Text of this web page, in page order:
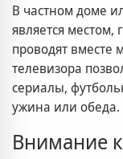
В частном доме
является
проводят
телевизора
сериалы,
ужина или обеда.
Внимание